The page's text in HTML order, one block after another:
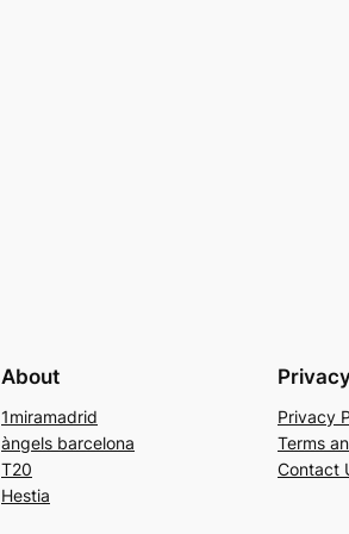
About
1miramadrid
àngels barcelona
T20
Hestia
Privacy
Terms
Contact